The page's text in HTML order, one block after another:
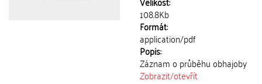
108.8Kb
Formát:
application/pdf
Popis:
Záznam o průběhu obhajoby
Zobrazit/otevřít